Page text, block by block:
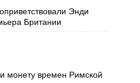
Энди
Британии
монету времен Римской